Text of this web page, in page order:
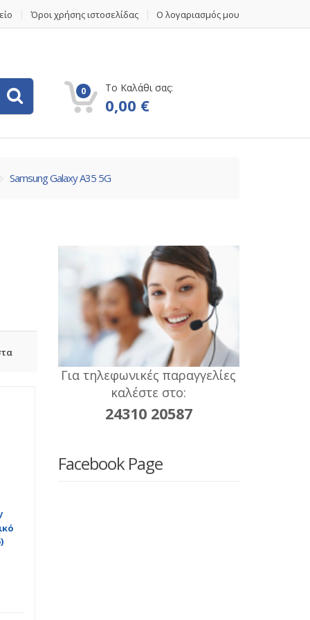
Όροι χρήσης ιστοσελίδας Ο λογαριασμός μου
0 Το Καλάθι σας:
0,00 €
Samsung Galaxy A35 5G
Για τηλεφωνικές παραγγελίες
καλέστε στο:
24310 20587
Facebook Page